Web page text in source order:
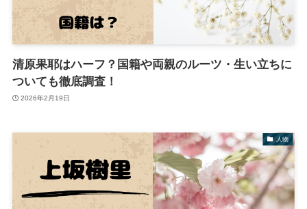
清原果耶はハーフ？国籍や両親のルーツ・生い立ちに
ついても徹底調査！
2026年2月19日
人物